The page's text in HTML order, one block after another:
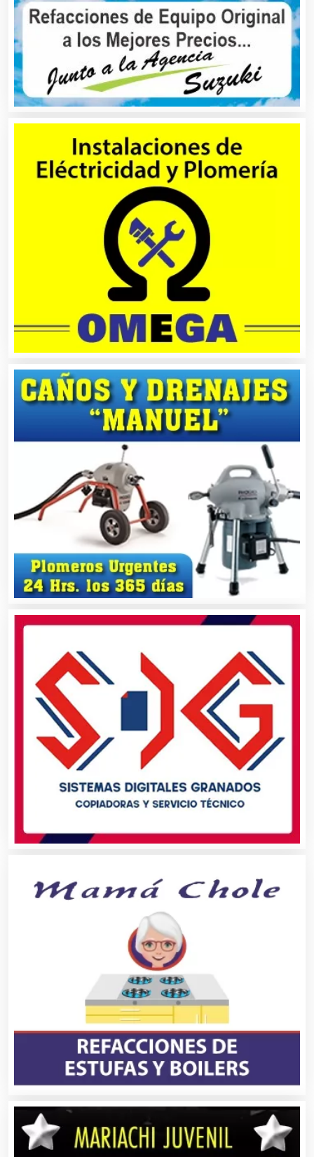
Animadores de Eventos
Aparatos y Equipos Eléctricos
Artesanías
Artículos de Oficina
Artículos de Piel
Artículos Deportivos
Artículos Importados
Artículos para el Hogar
Artículos para Regalos
Artículos Personales
Artículos Publicitarios
Aseguradoras
Asesores Técnicos
Asilos
Asociaciones Civiles
Asociaciones Empresariales
Audio, Sonido e Iluminación
Autobuses